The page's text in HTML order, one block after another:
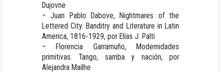
Dujovne
– Juan Pablo Dabove, Nightmares of the
Lettered City. Banditry and Literature in Latin
America, 1816-1929, por Elías J. Palti
– Florencia Garramuño, Modernidades
primitivas. Tango, samba y nación, por
Alejandra Mailhe